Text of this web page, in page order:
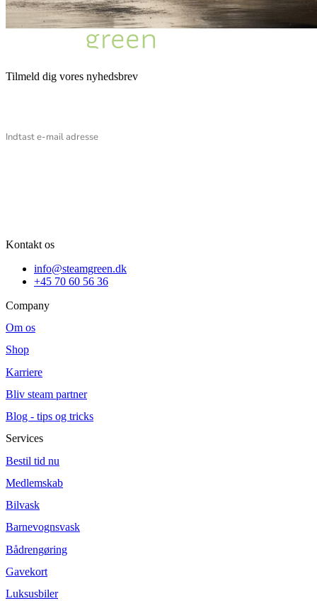
Tilmeld dig vores nyhedsbrev
Kontakt os
info@steamgreen.dk
+45 70 60 56 36
Company
Om os
Shop
Karriere
Bliv steam partner
Blog - tips og tricks
Services
Bestil tid nu
Medlemskab
Bilvask
Barnevognsvask
Bådrengøring
Gavekort
Luksusbiler